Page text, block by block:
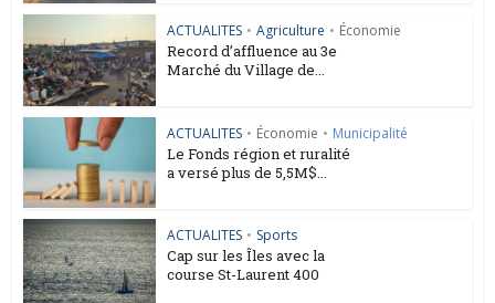
ACTUALITES • Agriculture • Économie
Record d’affluence au 3e
Marché du Village de...
ACTUALITES • Économie • Municipalité
Le Fonds région et ruralité
a versé plus de 5,5M$...
ACTUALITES • Sports
Cap sur les Îles avec la
course St-Laurent 400